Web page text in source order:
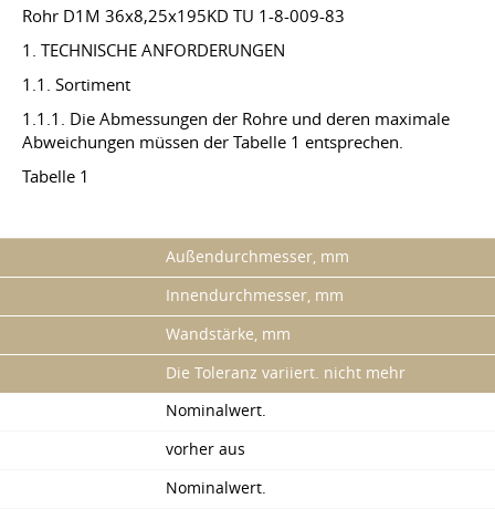
Rohr D1M 36x8,25x195KD TU 1-8-009-83
1. TECHNISCHE ANFORDERUNGEN
1.1. Sortiment
1.1.1. Die Abmessungen der Rohre und deren maximale
Abweichungen müssen der Tabelle 1 entsprechen.
Tabelle 1
Außendurchmesser, mm
Innendurchmesser, mm
Wandstärke, mm
Die Toleranz variiert. nicht mehr
Nominalwert.
vorher aus
Nominalwert.